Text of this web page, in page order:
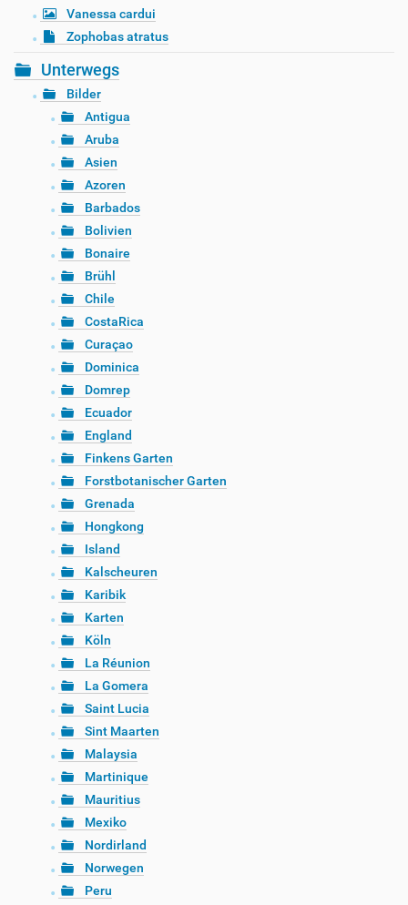
Vanessa cardui
Zophobas atratus
Unterwegs
Bilder
Antigua
Aruba
Asien
Azoren
Barbados
Bolivien
Bonaire
Brühl
Chile
CostaRica
Curaçao
Dominica
Domrep
Ecuador
England
Finkens Garten
Forstbotanischer Garten
Grenada
Hongkong
Island
Kalscheuren
Karibik
Karten
Köln
La Réunion
La Gomera
Saint Lucia
Sint Maarten
Malaysia
Martinique
Mauritius
Mexiko
Nordirland
Norwegen
Peru